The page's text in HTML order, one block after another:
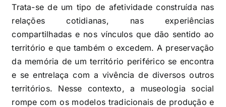
Trata-se de um tipo de afetividade construída nas
relações cotidianas, nas experiências
compartilhadas e nos vínculos que dão sentido ao
território e que também o excedem. A preservação
da memória de um território periférico se encontra
e se entrelaça com a vivência de diversos outros
territórios. Nesse contexto, a museologia social
rompe com os modelos tradicionais de produção e